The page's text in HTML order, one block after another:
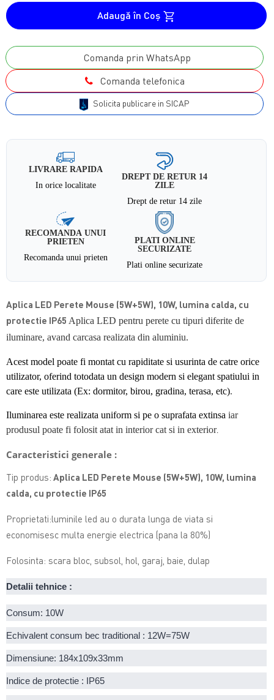
Adaugă în Coş
Comanda prin WhatsApp
Comanda telefonica
Solicita publicare in SICAP
LIVRARE RAPIDA
In orice localitate
DREPT DE RETUR 14
ZILE
Drept de retur 14 zile
RECOMANDA UNUI
PRIETEN
Recomanda unui prieten
PLATI ONLINE
SECURIZATE
Plati online securizate
Aplica LED Perete Mouse (5W+5W), 10W, lumina calda, cu
protectie IP65 Aplica LED pentru perete cu tipuri diferite de
iluminare, avand carcasa realizata din aluminiu.
Acest model poate fi montat cu rapiditate si usurinta de catre orice
utilizator, oferind totodata un design modern si elegant spatiului in
care este utilizata (Ex: dormitor, birou, gradina, terasa, etc).
Iluminarea este realizata uniform si pe o suprafata extinsaiar
produsul poate fi folosit atat in interior cat si in exterior.
Caracteristici generale :
Tip produs: Aplica LED Perete Mouse (5W+5W), 10W, lumina
calda, cu protectie IP65
Proprietati:luminile led au o durata lunga de viata si
economisesc multa energie electrica (pana la 80%)
Folosinta: scara bloc, subsol, hol, garaj, baie, dulap
Detalii tehnice :
Consum: 10W
Echivalent consum bec traditional : 12W=75W
Dimensiune: 184x109x33mm
Indice de protectie : IP65